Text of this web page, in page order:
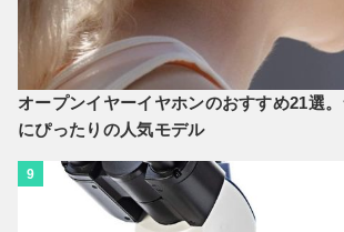
オープンイヤーイヤホンのおすすめ21選
にぴったりの人気モデル
9